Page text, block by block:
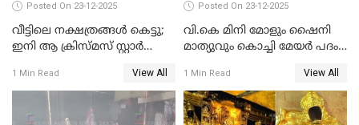
Posted On 23-12-2025
വീട്ടിലെ നക്ഷത്രങ്ങൾ കെട്ടു;
ഇനി ആ ക്രിസ്മസ് സ്റ്റാർ
വേണ്ടിയുള്ള
പിടിവലിക്കിടയിൽ
അപ്പൂപ്പനെതിരെ പോക്സോ
1 Min Read View All
Posted On 23-12-2025
വി.കെ മിനി മോളും ഷൈനി
മാത്യുവും കൊച്ചി മേയർ പദം
മേയറാകില്ല
1 Min Read View All